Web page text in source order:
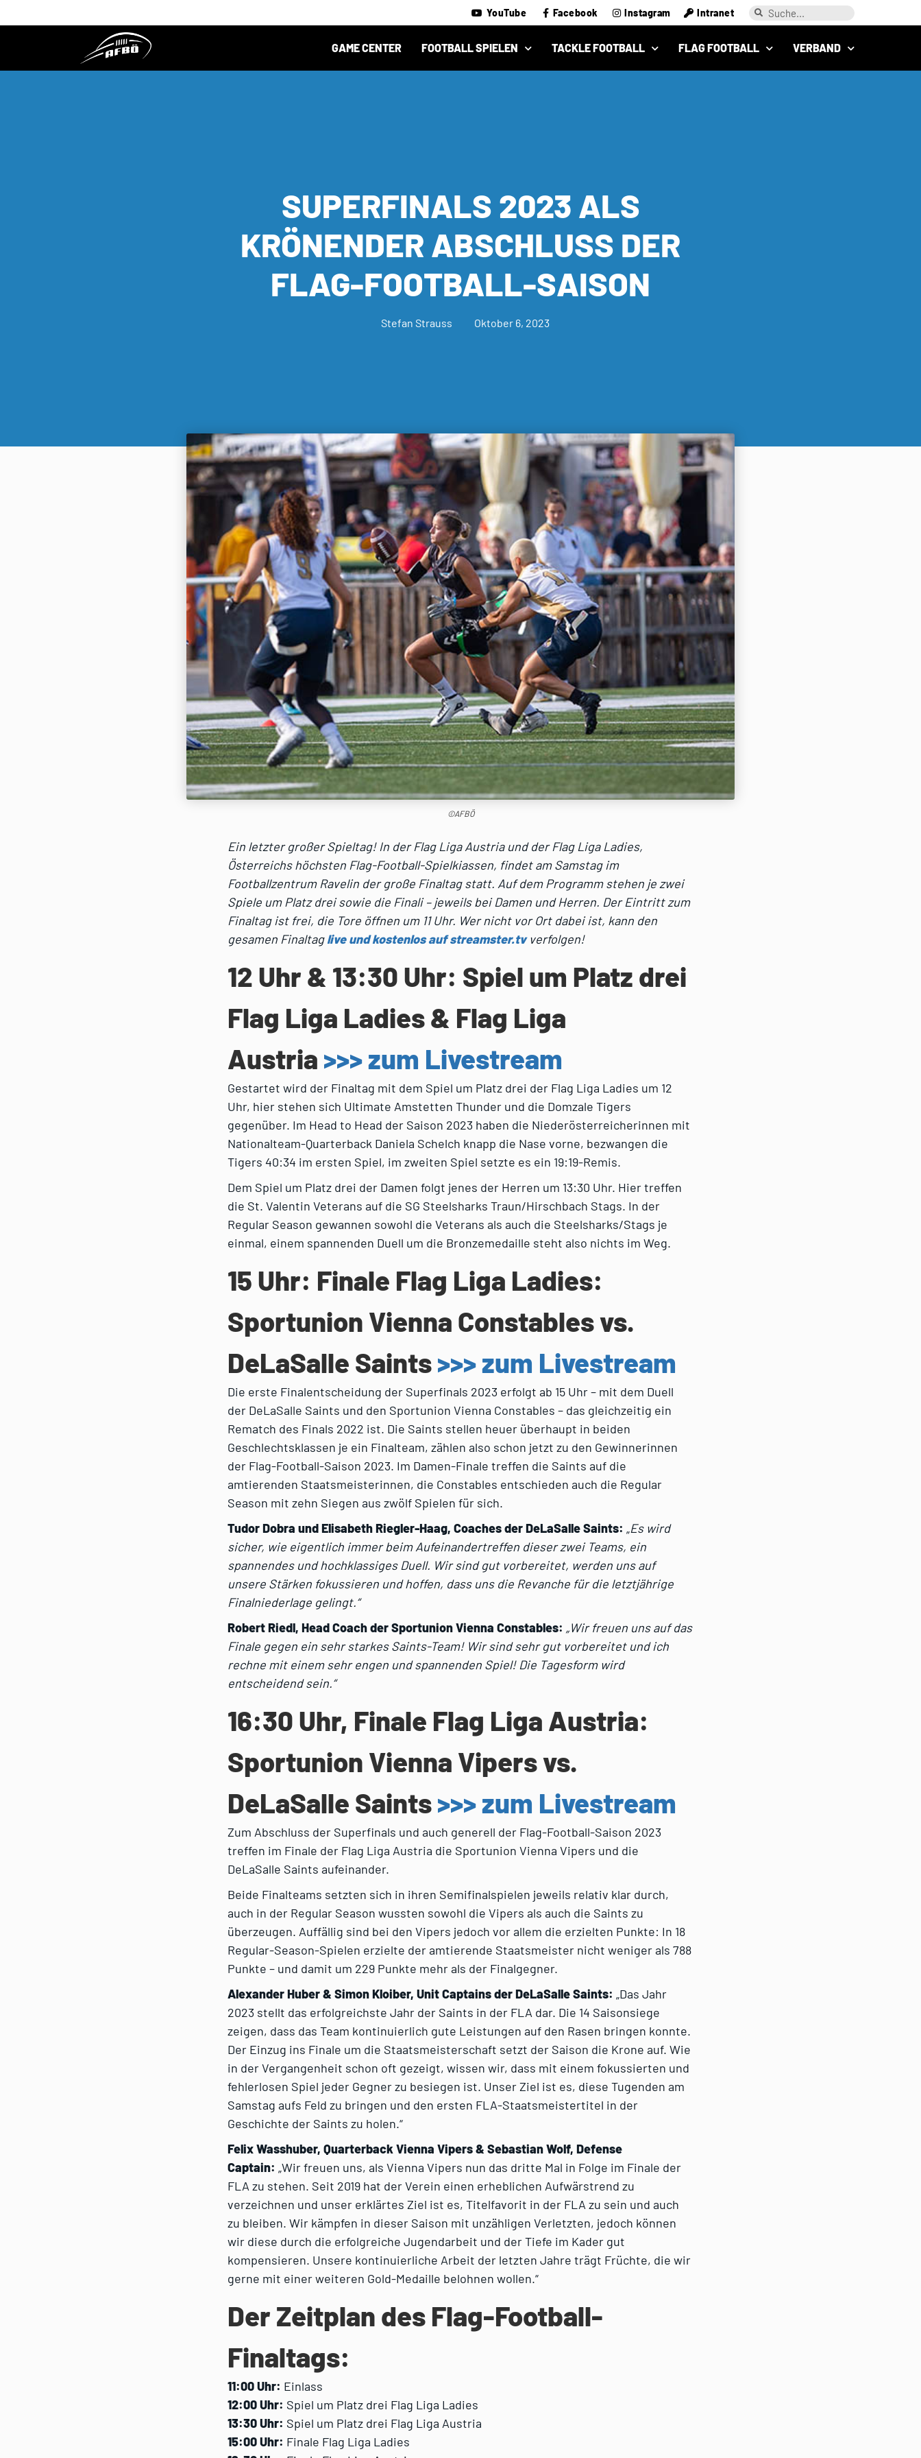
YouTube Facebook Instagram Intranet
GAME CENTER FOOTBALL SPIELEN TACKLE FOOTBALL FLAG FOOTBALL VERBAND
SUPERFINALS 2023 ALS
KRÖNENDER ABSCHLUSS DER
FLAG-FOOTBALL-SAISON
Stefan Strauss Oktober 6, 2023
©AFBÖ
Ein letzter großer Spieltag! In der Flag Liga Austria und der Flag Liga Ladies,
Österreichs höchsten Flag-Football-Spielkiassen, findet am Samstag im
Footballzentrum Ravelin der große Finaltag statt. Auf dem Programm stehen je zwei
Spiele um Platz drei sowie die Finali – jeweils bei Damen und Herren. Der Eintritt zum
Finaltag ist frei, die Tore öffnen um 11 Uhr. Wer nicht vor Ort dabei ist, kann den
gesamen Finaltaglive und kostenlos auf streamster.tvverfolgen!
12 Uhr & 13:30 Uhr: Spiel um Platz drei
Flag Liga Ladies & Flag Liga
Austria >>> zum Livestream
Gestartet wird der Finaltag mit dem Spiel um Platz drei der Flag Liga Ladies um 12
Uhr, hier stehen sich Ultimate Amstetten Thunder und die Domzale Tigers
gegenüber. Im Head to Head der Saison 2023 haben die Niederösterreicherinnen mit
Nationalteam-Quarterback Daniela Schelch knapp die Nase vorne, bezwangen die
Tigers 40:34 im ersten Spiel, im zweiten Spiel setzte es ein 19:19-Remis.
Dem Spiel um Platz drei der Damen folgt jenes der Herren um 13:30 Uhr. Hier treffen
die St. Valentin Veterans auf die SG Steelsharks Traun/Hirschbach Stags. In der
Regular Season gewannen sowohl die Veterans als auch die Steelsharks/Stags je
einmal, einem spannenden Duell um die Bronzemedaille steht also nichts im Weg.
15 Uhr: Finale Flag Liga Ladies:
Sportunion Vienna Constables vs.
DeLaSalle Saints>>> zum Livestream
Die erste Finalentscheidung der Superfinals 2023 erfolgt ab 15 Uhr – mit dem Duell
der DeLaSalle Saints und den Sportunion Vienna Constables – das gleichzeitig ein
Rematch des Finals 2022 ist. Die Saints stellen heuer überhaupt in beiden
Geschlechtsklassen je ein Finalteam, zählen also schon jetzt zu den Gewinnerinnen
der Flag-Football-Saison 2023. Im Damen-Finale treffen die Saints auf die
amtierenden Staatsmeisterinnen, die Constables entschieden auch die Regular
Season mit zehn Siegen aus zwölf Spielen für sich.
Tudor Dobra und Elisabeth Riegler-Haag, Coaches der DeLaSalle Saints: „Es wird
sicher, wie eigentlich immer beim Aufeinandertreffen dieser zwei Teams, ein
spannendes und hochklassiges Duell. Wir sind gut vorbereitet, werden uns auf
unsere Stärken fokussieren und hoffen, dass uns die Revanche für die letztjährige
Finalniederlage gelingt.“
Robert Riedl, Head Coach der Sportunion Vienna Constables: „Wir freuen uns auf das
Finale gegen ein sehr starkes Saints-Team! Wir sind sehr gut vorbereitet und ich
rechne mit einem sehr engen und spannenden Spiel! Die Tagesform wird
entscheidend sein.“
16:30 Uhr, Finale Flag Liga Austria:
Sportunion Vienna Vipers vs.
DeLaSalle Saints>>> zum Livestream
Zum Abschluss der Superfinals und auch generell der Flag-Football-Saison 2023
treffen im Finale der Flag Liga Austria die Sportunion Vienna Vipers und die
DeLaSalle Saints aufeinander.
Beide Finalteams setzten sich in ihren Semifinalspielen jeweils relativ klar durch,
auch in der Regular Season wussten sowohl die Vipers als auch die Saints zu
überzeugen. Auffällig sind bei den Vipers jedoch vor allem die erzielten Punkte: In 18
Regular-Season-Spielen erzielte der amtierende Staatsmeister nicht weniger als 788
Punkte – und damit um 229 Punkte mehr als der Finalgegner.
Alexander Huber & Simon Kloiber, Unit Captains der DeLaSalle Saints: „Das Jahr
2023 stellt das erfolgreichste Jahr der Saints in der FLA dar. Die 14 Saisonsiege
zeigen, dass das Team kontinuierlich gute Leistungen auf den Rasen bringen konnte.
Der Einzug ins Finale um die Staatsmeisterschaft setzt der Saison die Krone auf. Wie
in der Vergangenheit schon oft gezeigt, wissen wir, dass mit einem fokussierten und
fehlerlosen Spiel jeder Gegner zu besiegen ist. Unser Ziel ist es, diese Tugenden am
Samstag aufs Feld zu bringen und den ersten FLA-Staatsmeistertitel in der
Geschichte der Saints zu holen.“
Felix Wasshuber, Quarterback Vienna Vipers & Sebastian Wolf, Defense
Captain: „Wir freuen uns, als Vienna Vipers nun das dritte Mal in Folge im Finale der
FLA zu stehen. Seit 2019 hat der Verein einen erheblichen Aufwärstrend zu
verzeichnen und unser erklärtes Ziel ist es, Titelfavorit in der FLA zu sein und auch
zu bleiben. Wir kämpfen in dieser Saison mit unzähligen Verletzten, jedoch können
wir diese durch die erfolgreiche Jugendarbeit und der Tiefe im Kader gut
kompensieren. Unsere kontinuierliche Arbeit der letzten Jahre trägt Früchte, die wir
gerne mit einer weiteren Gold-Medaille belohnen wollen.“
Der Zeitplan des Flag-Football-
Finaltags:
11:00 Uhr: Einlass
12:00 Uhr: Spiel um Platz drei Flag Liga Ladies
13:30 Uhr: Spiel um Platz drei Flag Liga Austria
15:00 Uhr: Finale Flag Liga Ladies